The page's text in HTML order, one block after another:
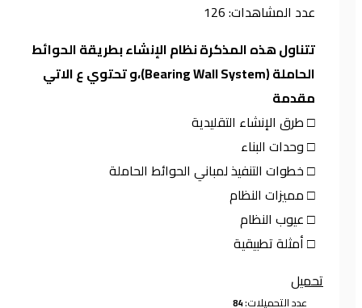
عدد المشاهدات:126
تتناول هذه المذكرة نظام الإنشاء بطريقة الحوائط
الحاملة (Bearing Wall System)،و تحتوي ع الاتي
مقدمة
□ طرق الإنشاء التقليدية
□ وحدات البناء
□ خطوات التنفيذ لمباني الحوائط الحاملة
□ مميزات النظام
□ عيوب النظام
□ أمثلة تطبيقية
تحميل
عدد التحميلات: